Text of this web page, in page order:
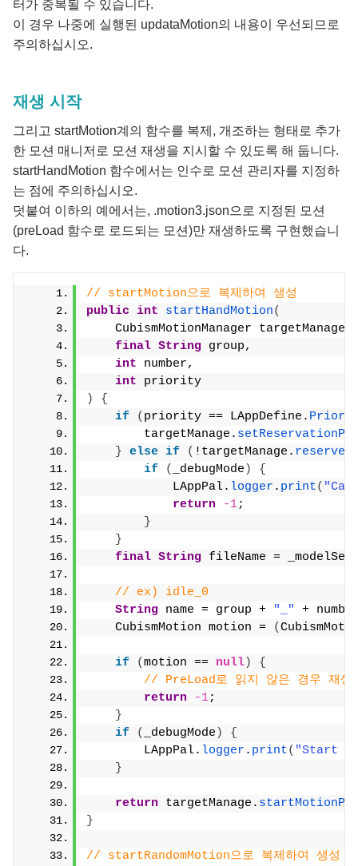
터가 중복될 수 있습니다.
이 경우 나중에 실행된 updataMotion의 내용이 우선되므로
주의하십시오.
재생 시작
그리고 startMotion계의 함수를 복제, 개조하는 형태로 추가
한 모션 매니저로 모션 재생을 지시할 수 있도록 해 둡니다.
startHandMotion 함수에서는 인수로 모션 관리자를 지정하
는 점에 주의하십시오.
덧붙여 이하의 예에서는, .motion3.json으로 지정된 모션
(preLoad 함수로 로드되는 모션)만 재생하도록 구현했습니
다.
// startMotion으로 복제하여 생성
public int startHandMotion(
    CubismMotionManager targetManage,
final String group,
int number,
int priority
)
{
if
( priority == LAppDefine.
        targetManage.
} else if ( !targetManage.
if
( _debugMode )
{
            LAppPal.
logger . print(
return
-1;
}
}
final String fileName =
// ex) idle_0
String name = group + "_"
+
    CubismMotion motion =
(
if (motion == null)
{
// PreLoad로 읽지 않은 경우 재생
return
-1;
}
if
( _debugMode )
{
        LAppPal.
logger . print( "Start
}
return targetManage.
}
// startRandomMotion으로 복제하여 생성